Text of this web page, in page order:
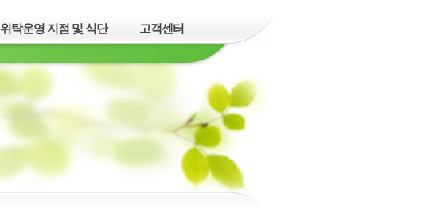
위탁운영 지점 및 식단 고객센터